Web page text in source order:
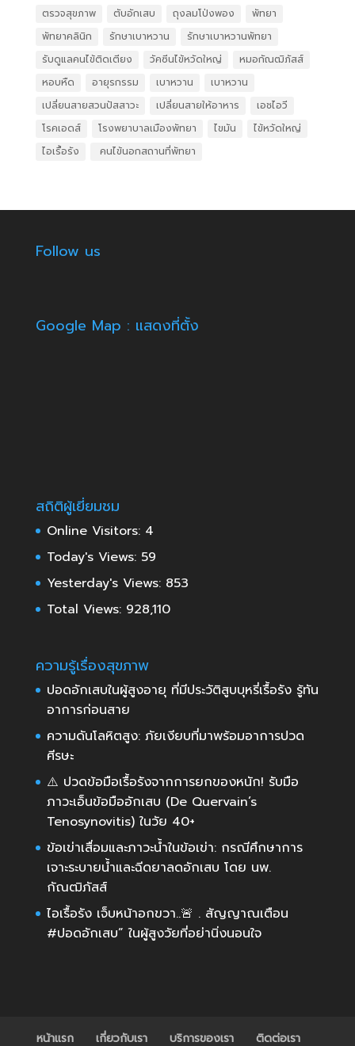
ตรวจสุขภาพ
ตับอักเสบ ถุงลมโป่งพอง
พัทยา
พัทยาคลินิก
รักษาเบาหวาน
รักษาเบาหวานพัทยา
รับดูแลคนไข้ติดเตียง
วัคซีนไข้หวัดใหญ่
หมอกัณฒิภัสส์
หอบหืด
อายุรกรรม เบาหวาน
เบาหวาน
เปลี่ยนสายสวนปัสสาวะ
เปลี่ยนสายให้อาหาร
เอชไอวี
โรคเอดส์
โรงพยาบาลเมืองพัทยา ไขมัน
ไข้หวัดใหญ่
ไอเรื้อรัง
​ คนไข้นอกสถานที่พัทยา
Follow us
Google Map : แสดงที่ตั้ง
สถิติผู้เยี่ยมชม
Online Visitors: 4
Today's Views: 59
Yesterday's Views: 853
Total Views: 928,110
ความรู้เรื่องสุขภาพ
ปอดอักเสบในผู้สูงอายุ ที่มีประวัติสูบบุหรี่เรื้อรัง รู้ทัน
อาการก่อนสาย
ความดันโลหิตสูง: ภัยเงียบที่มาพร้อมอาการปวด
ศีรษะ
⚠️ ปวดข้อมือเรื้อรังจากการยกของหนัก! รับมือ
ภาวะเอ็นข้อมืออักเสบ (De Quervain’s
Tenosynovitis) ในวัย 40+
ข้อเข่าเสื่อมและภาวะน้ำในข้อเข่า: กรณีศึกษาการ
เจาะระบายน้ำและฉีดยาลดอักเสบ โดย นพ.
กัณฒิภัสส์
ไอเรื้อรัง เจ็บหน้าอกขวา..🚨 . สัญญาณเตือน
#ปอดอักเสบ” ในผู้สูงวัยที่อย่านิ่งนอนใจ
หน้าแรก เกี่ยวกับเรา บริการของเรา ติดต่อเรา